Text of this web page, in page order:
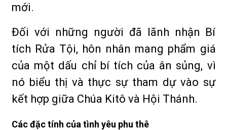
mới.
Đối với những người đã lãnh nhận Bí
tích Rửa Tội, hôn nhân mang phẩm giá
của một dấu chỉ bí tích của ân sủng, vì
nó biểu thị và thực sự tham dự vào sự
kết hợp giữa Chúa Kitô và Hội Thánh.
Các đặc tính của tình yêu phu thê